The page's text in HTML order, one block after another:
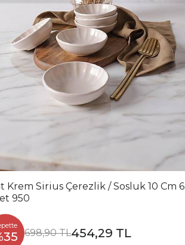
Krem Sirius Çerezlik / Sosluk 10 Cm 6
950
698,90 TL454,29 TL